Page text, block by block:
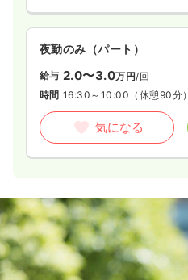
夜勤のみ（パート）
給与 2.0〜3.0万円/回
時間 16:30～10:00 （休憩90分）
気になる